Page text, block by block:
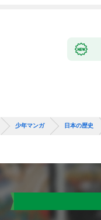
少年マンガ 日本の歴史